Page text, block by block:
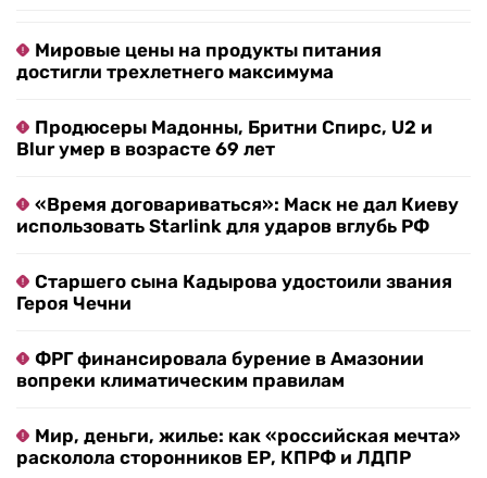
Мировые цены на продукты питания
достигли трехлетнего максимума
Продюсеры Мадонны, Бритни Спирс, U2 и
Blur умер в возрасте 69 лет
«Время договариваться»: Маск не дал Киеву
использовать Starlink для ударов вглубь РФ
Старшего сына Кадырова удостоили звания
Героя Чечни
ФРГ финансировала бурение в Амазонии
вопреки климатическим правилам
Мир, деньги, жилье: как «российская мечта»
расколола сторонников ЕР, КПРФ и ЛДПР